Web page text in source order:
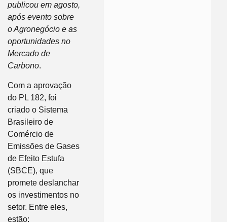
publicou em agosto,
após evento sobre
o Agronegócio e as
oportunidades no
Mercado de
Carbono.
Com a aprovação
do PL 182, foi
criado o Sistema
Brasileiro de
Comércio de
Emissões de Gases
de Efeito Estufa
(SBCE), que
promete deslanchar
os investimentos no
setor. Entre eles,
estão: